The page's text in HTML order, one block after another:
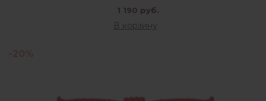
1 190 руб.
В корзину